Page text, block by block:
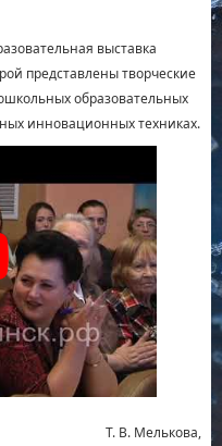
выставка
представлены творческие
образовательных
инновационных техниках.
Т. В. Мелькова,